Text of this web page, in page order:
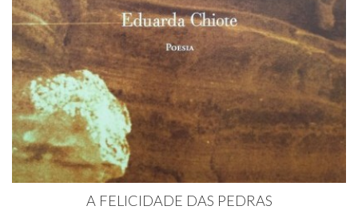
A FELICIDADE DAS PEDRAS